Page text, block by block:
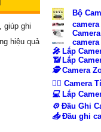
giúp ghi
hiệu quả
Bộ
camera
️🎤️ Lắp
📶 Lắp
🕵️Camera
🧛‍♀️ Camera
💻Lắp
⚙️Đầu Ghi
📥Đầu ghi